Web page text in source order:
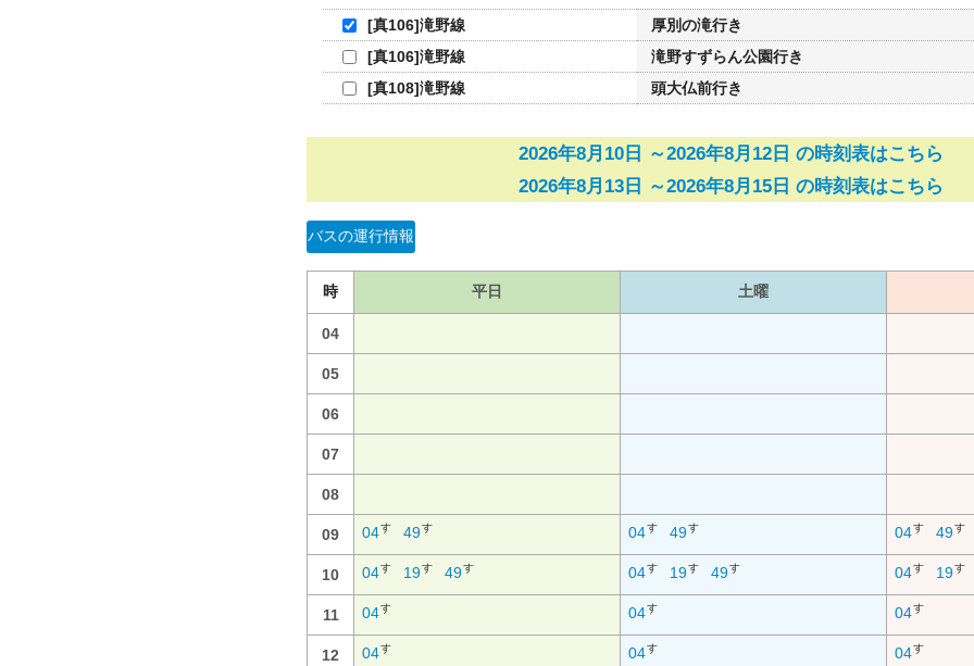
[真106]滝野線
厚別の滝行き
[真106]滝野線
滝野すずらん公園行き
[真108]滝野線
頭大仏前行き
2026年8月10日 ～2026年8月12日 の時刻表はこちら
2026年8月13日 ～2026年8月15日 の時刻表はこちら
バスの運行情報
時 平日 土曜
04
05
06
07
08
09 04す 49す 04す 49す 04す 49す
10 04す 19す 49す 04す 19す 49す 04す 19す
11 04す 04す 04す
12 04す 04す 04す